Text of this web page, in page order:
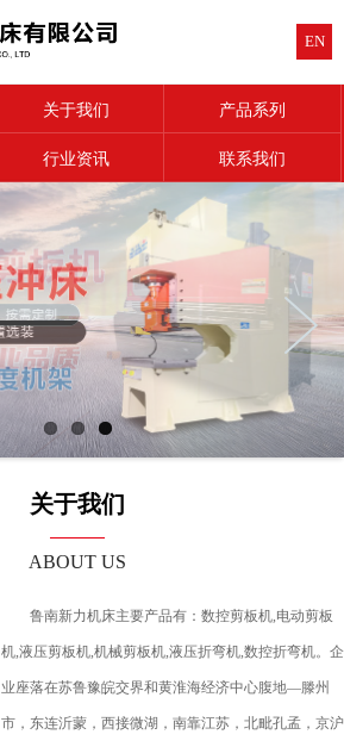
EN
关于我们 产品系列
行业资讯 联系我们
关于我们
ABOUT US
鲁南新力机床主要产品有：数控剪板机,电动剪板
机,液压剪板机,机械剪板机,液压折弯机,数控折弯机。企
业座落在苏鲁豫皖交界和黄淮海经济中心腹地—滕州
市，东连沂蒙，西接微湖，南靠江苏，北毗孔孟，京沪